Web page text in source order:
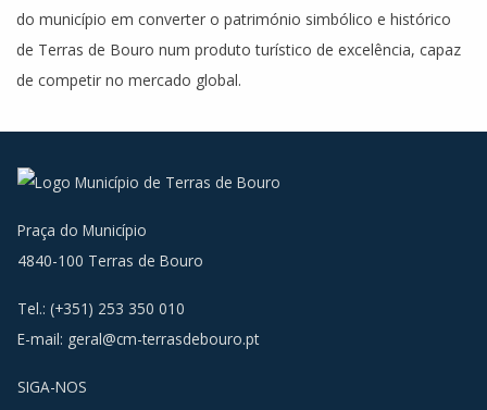
do município em converter o património simbólico e histórico
de Terras de Bouro num produto turístico de excelência, capaz
de competir no mercado global.
Praça do Município
4840-100 Terras de Bouro
Tel.: (+351) 253 350 010
E-mail: geral@cm-terrasdebouro.pt
SIGA-NOS